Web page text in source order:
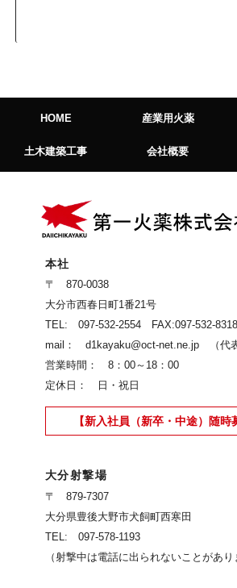
HOME 産業用火薬
土木建築工事 会社概要
本社
〒 870-0038
大分市西春日町1番21号
TEL: 097-532-2554 FAX:097-532-8318
mail： d1kayaku@oct-net.ne.jp （代表
営業時間： 8：00～18：00
定休日： 日・祝日
【新入社員（新卒・中途）随時
大分射撃場
〒 879-7307
大分県豊後大野市犬飼町西寒田
TEL: 097-578-1193
（射撃中は電話に出られないことがあり